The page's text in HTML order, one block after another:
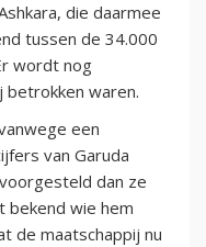
die daarmee
tussen de 34.000
wordt nog
waren.
een
van Garuda
dan ze
bekend wie hem
de maatschappij nu